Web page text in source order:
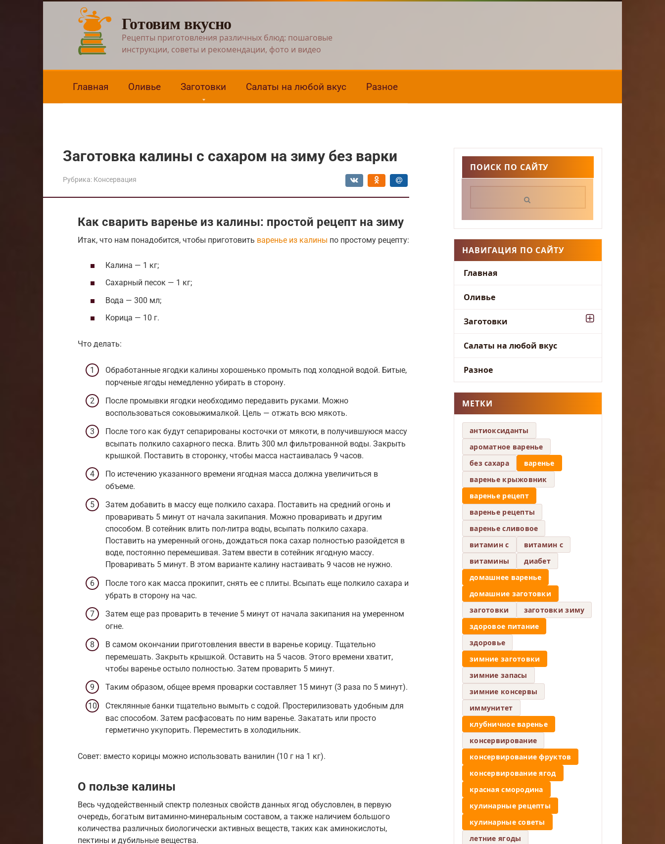
Готовим вкусно
Рецепты приготовления различных блюд: пошаговые
инструкции, советы и рекомендации, фото и видео
Главная Оливье Заготовки Салаты на любой вкус Разное
Заготовка калины с сахаром на зиму без варки
Рубрика: Консервация
Как сварить варенье из калины: простой рецепт на зиму
Итак, что нам понадобится, чтобы приготовить варенье из калины по простому рецепту:
Калина — 1 кг;
Сахарный песок — 1 кг;
Вода — 300 мл;
Корица — 10 г.
Что делать:
Обработанные ягодки калины хорошенько промыть под холодной водой. Битые,
порченые ягоды немедленно убирать в сторону.
После промывки ягодки необходимо передавить руками. Можно
воспользоваться соковыжималкой. Цель — отжать всю мякоть.
После того как будут сепарированы косточки от мякоти, в получившуюся массу
всыпать полкило сахарного песка. Влить 300 мл фильтрованной воды. Закрыть
крышкой. Поставить в сторонку, чтобы масса настаивалась 9 часов.
По истечению указанного времени ягодная масса должна увеличиться в
объеме.
Затем добавить в массу еще полкило сахара. Поставить на средний огонь и
проваривать 5 минут от начала закипания. Можно проваривать и другим
способом. В сотейник влить пол-литра воды, всыпать полкило сахара.
Поставить на умеренный огонь, дождаться пока сахар полностью разойдется в
воде, постоянно перемешивая. Затем ввести в сотейник ягодную массу.
Проваривать 5 минут. В этом варианте калину настаивать 9 часов не нужно.
После того как масса прокипит, снять ее с плиты. Всыпать еще полкило сахара и
убрать в сторону на час.
Затем еще раз проварить в течение 5 минут от начала закипания на умеренном
огне.
В самом окончании приготовления ввести в варенье корицу. Тщательно
перемешать. Закрыть крышкой. Оставить на 5 часов. Этого времени хватит,
чтобы варенье остыло полностью. Затем проварить 5 минут.
Таким образом, общее время проварки составляет 15 минут (3 раза по 5 минут).
Стеклянные банки тщательно вымыть с содой. Простерилизовать удобным для
вас способом. Затем расфасовать по ним варенье. Закатать или просто
герметично укупорить. Переместить в холодильник.
Совет: вместо корицы можно использовать ванилин (10 г на 1 кг).
О пользе калины
Весь чудодейственный спектр полезных свойств данных ягод обусловлен, в первую
очередь, богатым витаминно-минеральным составом, а также наличием большого
количества различных биологически активных веществ, таких как аминокислоты,
пектины и дубильные вещества.
ПОИСК ПО САЙТУ
НАВИГАЦИЯ ПО САЙТУ
Главная
Оливье
Заготовки
Салаты на любой вкус
Разное
МЕТКИ
антиоксиданты
ароматное варенье
без сахара
варенье
варенье крыжовник
варенье рецепт
варенье рецепты
варенье сливовое
витамин c
витамин с
витамины
диабет
домашнее варенье
домашние заготовки
заготовки
заготовки зиму
здоровое питание
здоровье
зимние заготовки
зимние запасы
зимние консервы
иммунитет
клубничное варенье
консервирование
консервирование фруктов
консервирование ягод
красная смородина
кулинарные рецепты
кулинарные советы
летние ягоды